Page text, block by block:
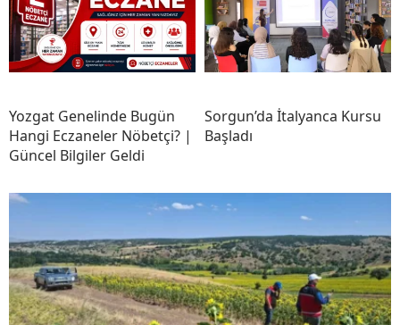
Yozgat Genelinde Bugün
Hangi Eczaneler Nöbetçi? |
Güncel Bilgiler Geldi
Sorgun’da İtalyanca Kursu
Başladı